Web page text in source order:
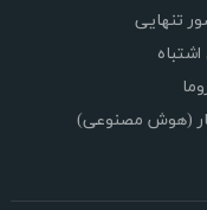
تنهایی
(هوش مصنوعی)